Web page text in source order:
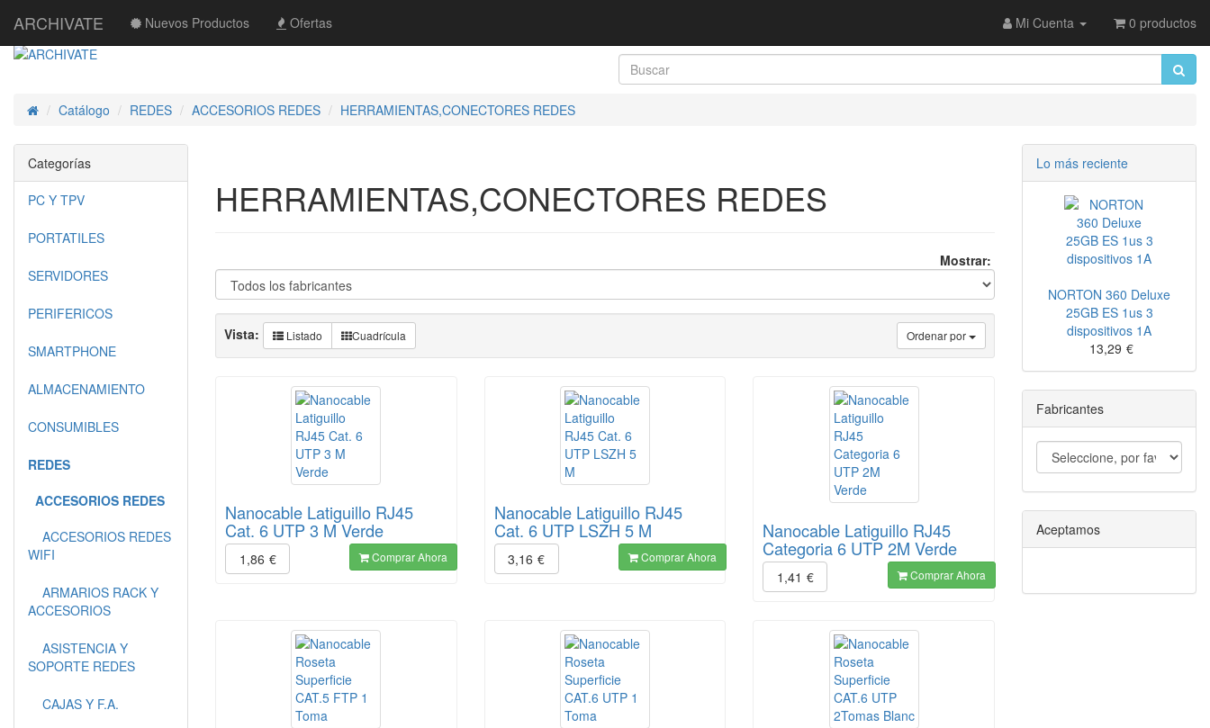
ARCHIVATE Nuevos Productos Ofertas Mi Cuenta 0 productos
InicioCatálogo REDES ACCESORIOS REDES HERRAMIENTAS,CONECTORES REDES
HERRAMIENTAS,CONECTORES REDES
Mostrar:
Ordenar por
Vista: Listado Cuadrícula
Nanocable Latiguillo RJ45
Cat. 6 UTP 3 M Verde
1,86 € Comprar Ahora
Nanocable Latiguillo RJ45
Cat. 6 UTP LSZH 5 M
3,16 € Comprar Ahora
Nanocable Latiguillo RJ45
Categoria 6 UTP 2M Verde
1,41 € Comprar Ahora
Categorías
PC Y TPV
PORTATILES
SERVIDORES
PERIFERICOS
SMARTPHONE
ALMACENAMIENTO
CONSUMIBLES
REDES
ACCESORIOS REDES
ACCESORIOS REDES
WIFI
ARMARIOS RACK Y
ACCESORIOS
ASISTENCIA Y
SOPORTE REDES
CAJAS Y F.A.
Lo más reciente
NORTON 360 Deluxe
25GB ES 1us 3
dispositivos 1A
13,29 €
Fabricantes
Aceptamos